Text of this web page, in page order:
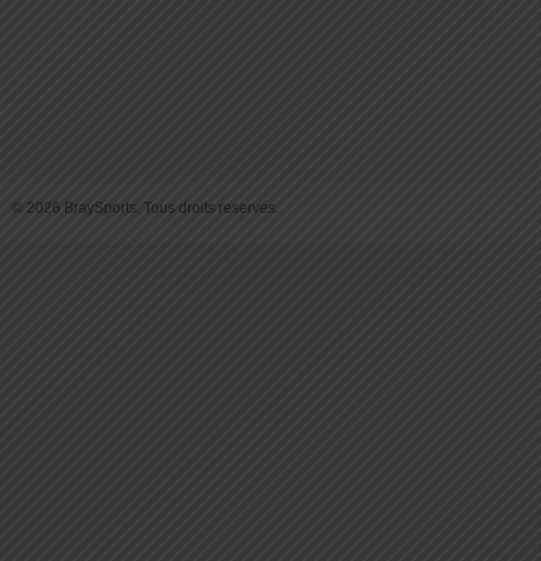
© 2026 BraySports. Tous droits reservés.